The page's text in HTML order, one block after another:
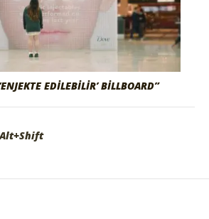
EDILEBILIR’ BILLBOARD”